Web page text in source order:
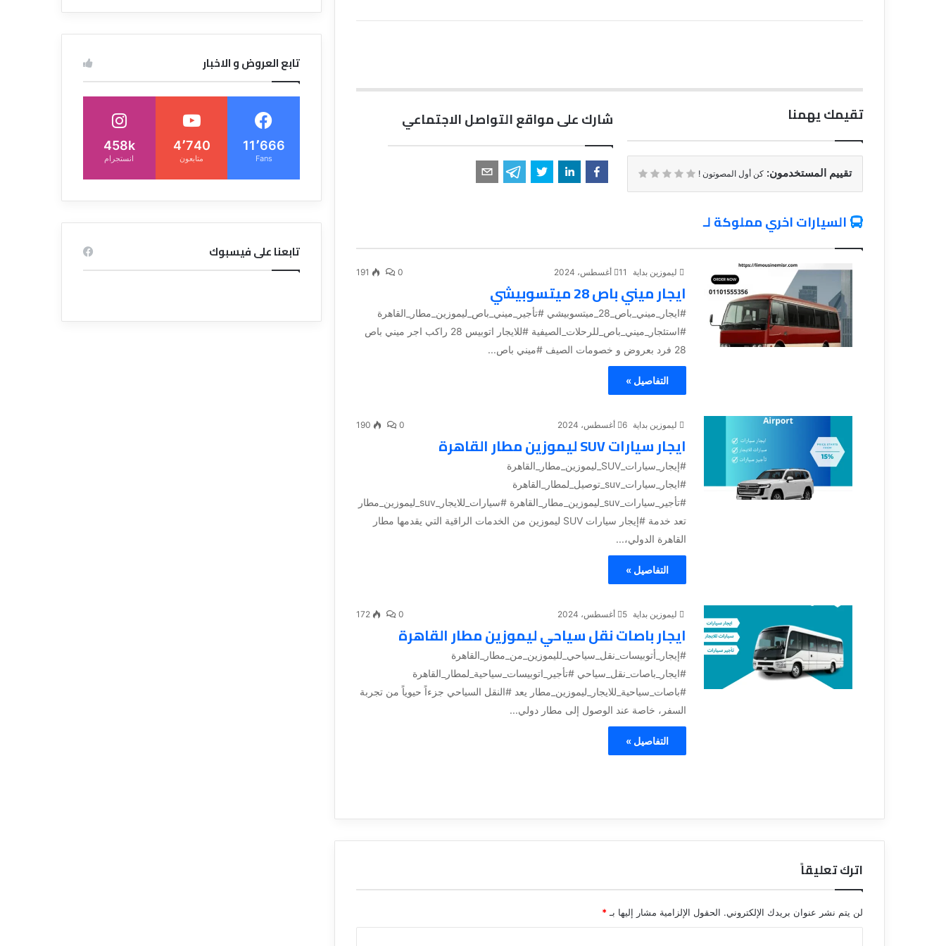
تقيمك يهمنا
تقييم المستخدمون: كن أول المصوتون !
شارك على مواقع التواصل الاجتماعي
السيارات اخري مملوكة لـ
ليموزين بداية 11 أغسطس، 2024 0
191
ايجار ميني باص 28 ميتسوبيشي
#ايجار_ميني_باص_28_ميتسوبيشي #تأجير_ميني_باص_ليموزين_مطار_القاهرة
#استئجار_ميني_باص_للرحلات_الصيفية #للايجار اتوبيس 28 راكب اجر ميني باص
28 فرد بعروض و خصومات الصيف #ميني باص...
التفاصيل »
ليموزين بداية 6 أغسطس، 2024 0
190
ايجار سيارات SUV ليموزين مطار القاهرة
#إيجار_سيارات_SUV_ليموزين_مطار_القاهرة
#ايجار_سيارات_suv_توصيل_لمطار_القاهرة
#تأجير_سيارات_suv_ليموزين_مطار_القاهرة #سيارات_للايجار_suv_ليموزين_مطار
تعد خدمة #إيجار سيارات SUV ليموزين من الخدمات الراقية التي يقدمها مطار
القاهرة الدولي،...
التفاصيل »
ليموزين بداية 5 أغسطس، 2024 0
172
ايجار باصات نقل سياحي ليموزين مطار القاهرة
#إيجار_أتوبيسات_نقل_سياحي_لليموزين_من_مطار_القاهرة
#ايجار_باصات_نقل_سياحي #تأجير_اتوبيسات_سياحية_لمطار_القاهرة
#باصات_سياحية_للايجار_ليموزين_مطار يعد #النقل السياحي جزءاً حيوياً من تجربة
السفر، خاصة عند الوصول إلى مطار دولي...
التفاصيل »
اترك تعليقاً
لن يتم نشر عنوان بريدك الإلكتروني. الحقول الإلزامية مشار إليها بـ *
تابع العروض و الاخبار
11٬666
Fans
4٬740
متابعون
458k
انستجرام
تابعنا على فيسبوك